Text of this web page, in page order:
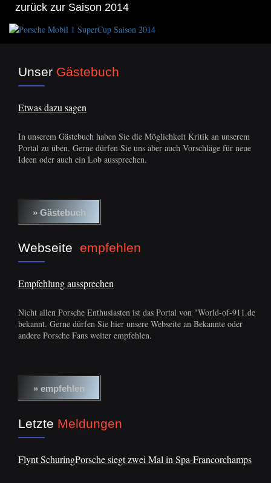
zurück zur Saison 2014
Unser Gästebuch
Etwas dazu sagen
In unserem Gästebuch haben Sie die Möglichkeit Kritik an unserem
Portal zu üben. Gerne dürfen Sie uns aber auch Vorschläge für neue
Ideen oder auch ein Lob aussprechen.
Webseite empfehlen
Empfehlung aussprechen
Nicht allen Porsche Enthusiasten ist das Portal von "World-of-911.de
bekannt. Gerne dürfen Sie hier unsere Webseite an Bekannte oder
andere Porsche Fans weiter empfehlen.
Letzte Meldungen
Flynt SchuringPorsche siegt zwei Mal in Spa-Francorchamps